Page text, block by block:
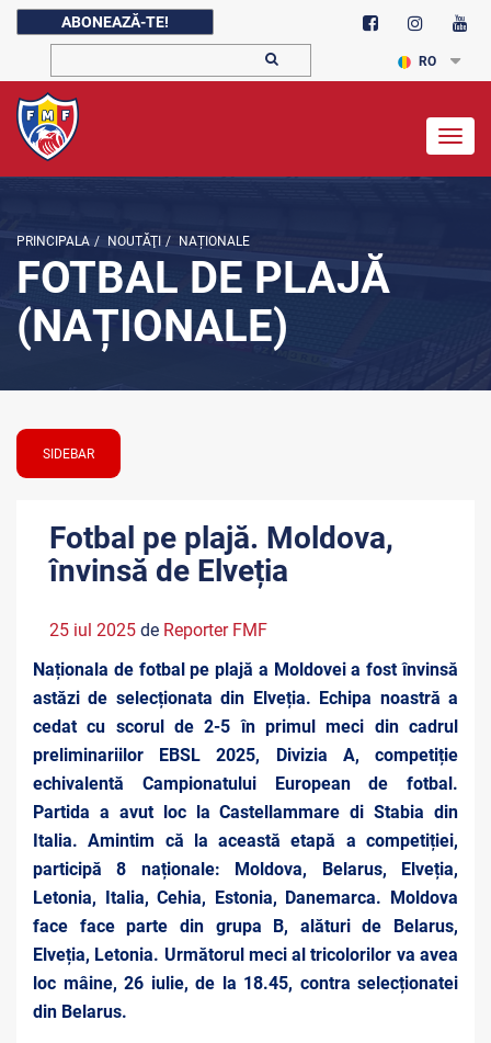
ABONEAZĂ-TE!
RO
PRINCIPALA / NOUTĂŢI / NAȚIONALE
FOTBAL DE PLAJĂ
(NAȚIONALE)
SIDEBAR
Fotbal pe plajă. Moldova,
învinsă de Elveția
25 iul 2025 de Reporter FMF
Naționala de fotbal pe plajă a Moldovei a fost învinsă
astăzi de selecționata din Elveția. Echipa noastră a
cedat cu scorul de 2-5 în primul meci din cadrul
preliminariilor EBSL 2025, Divizia A, competiție
echivalentă Campionatului European de fotbal.
Partida a avut loc la Castellammare di Stabia din
Italia. Amintim că la această etapă a competiției,
participă 8 naționale: Moldova, Belarus, Elveția,
Letonia, Italia, Cehia, Estonia, Danemarca. Moldova
face face parte din grupa B, alături de Belarus,
Elveția, Letonia. Următorul meci al tricolorilor va avea
loc mâine, 26 iulie, de la 18.45, contra selecționatei
din Belarus.